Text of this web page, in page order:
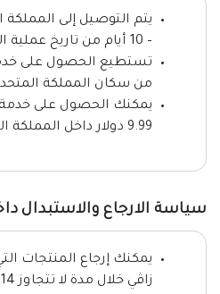
– 10 أيام من تاريخ عملية الشراء.
تستطيع الحصول على
من سكان المملكة
يمكنك الحصول على
9.99 دولار داخل المملكة العربية السعودية.
سياسة الارجاع والاستبدال
يمكنك إرجاع المنتجات